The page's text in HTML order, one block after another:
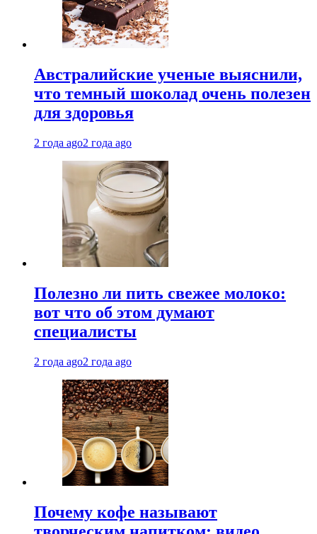
Австралийские ученые выяснили,
что темный шоколад очень полезен
для здоровья
2 года ago2 года ago
Полезно ли пить свежее молоко:
вот что об этом думают
специалисты
2 года ago2 года ago
Почему кофе называют